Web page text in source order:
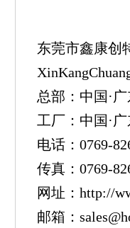
东莞市鑫康创
总部：中国·
工厂：中国 ·
电话：0769-
传真：0769-
网址： http://
邮箱：